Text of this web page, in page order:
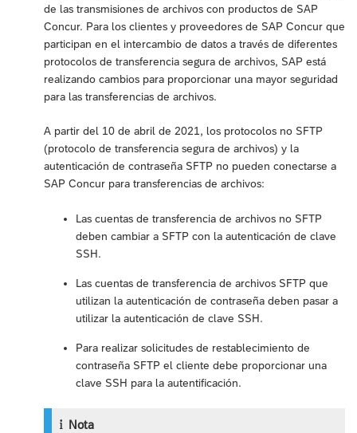
de las transmisiones de archivos con productos de SAP
Concur. Para los clientes y proveedores de SAP Concur que
participan en el intercambio de datos a través de diferentes
protocolos de transferencia segura de archivos, SAP está
realizando cambios para proporcionar una mayor seguridad
para las transferencias de archivos.
A partir del 10 de abril de 2021, los protocolos no SFTP
(protocolo de transferencia segura de archivos) y la
autenticación de contraseña SFTP no pueden conectarse a
SAP Concur para transferencias de archivos:
Las cuentas de transferencia de archivos no SFTP
deben cambiar a SFTP con la autenticación de clave
SSH.
Las cuentas de transferencia de archivos SFTP que
utilizan la autenticación de contraseña deben pasar a
utilizar la autenticación de clave SSH.
Para realizar solicitudes de restablecimiento de
contraseña SFTP el cliente debe proporcionar una
clave SSH para la autentificación.
Nota